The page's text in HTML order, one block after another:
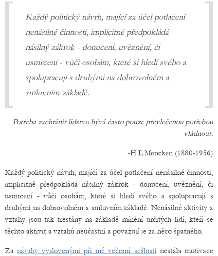
Každý politický návrh, mající za účel potlačení
nenásilné činnosti, implicitně předpokládá
násilný zákrok - donucení, uvěznění, či
usmrcení - vůči osobám, které si hledí svého a
spolupracují s druhými na dobrovolném a
smluvním základě.
Potřeba zachránit lidstvo bývá často pouze převlečenou potřebou
vládnout.
-H.L.Mencken (1880-1956)
Každý politický návrh, mající za účel potlačení nenásilné činnosti,
implicitně předpokládá násilný zákrok - donucení, uvěznění, či
usmrcení - vůči osobám, které si hledí svého a spolupracují s
druhými na dobrovolném a smluvním základě. Nenásilné aktivity a
vztahy jsou tak trestány na základě mínění určitých lidí, kteří se
těchto aktivit a vztahů neúčastní a považují je za něco špatného.
Zanávrhy vyslovenými při mé večerní sešlostinestála motivace